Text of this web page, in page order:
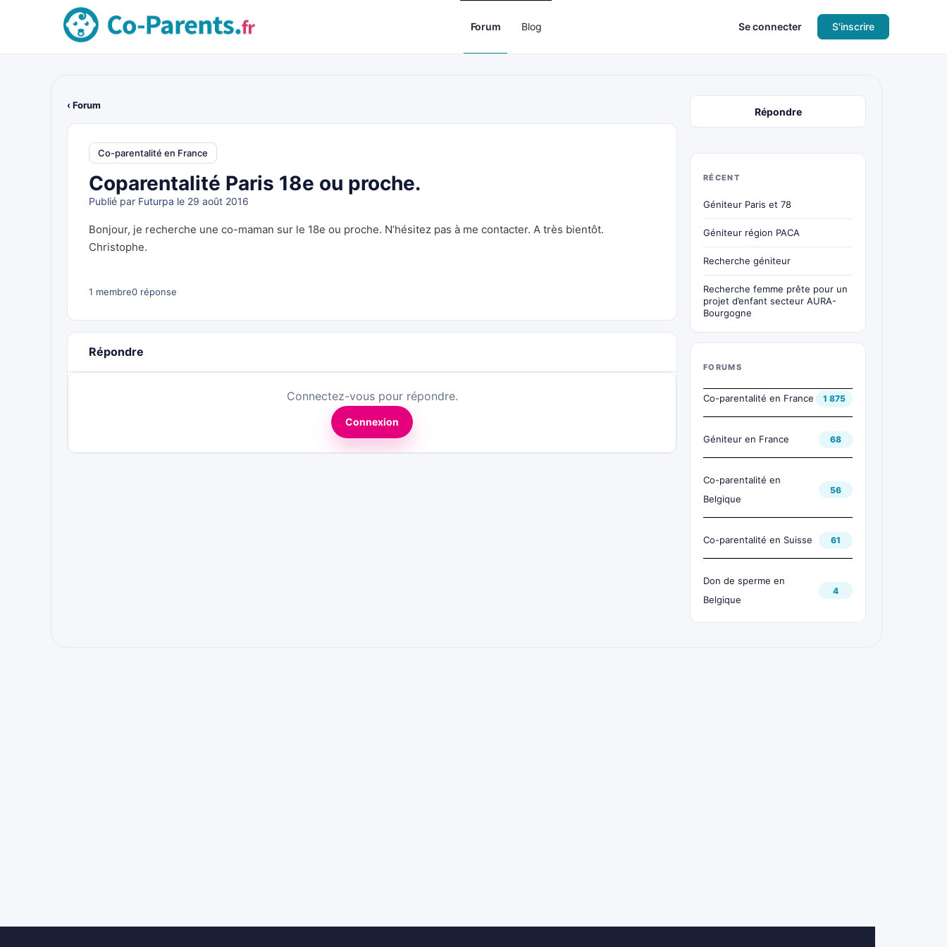
Forum Blog Se connecter S'inscrire
‹ Forum
Co-parentalité en France
Coparentalité Paris 18e ou proche.
Publié par Futurpa le 29 août 2016
Bonjour, je recherche une co-maman sur le 18e ou proche. N’hésitez pas à me contacter. A très bientôt.
Christophe.
1 membre0 réponse
Répondre
Connectez-vous pour répondre.
Connexion
Répondre
RÉCENT
Géniteur Paris et 78
Géniteur région PACA
Recherche géniteur
Recherche femme prête pour un
projet d’enfant secteur AURA-
Bourgogne
FORUMS
Co-parentalité en France 1 875
Géniteur en France 68
Co-parentalité en
Belgique
56
Co-parentalité en Suisse 61
Don de sperme en
Belgique
4